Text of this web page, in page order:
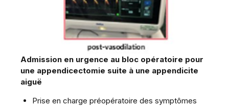
Admission en urgence au bloc opératoire pour
une appendicectomie suite à une appendicite
aiguë
Prise en charge préopératoire des symptômes